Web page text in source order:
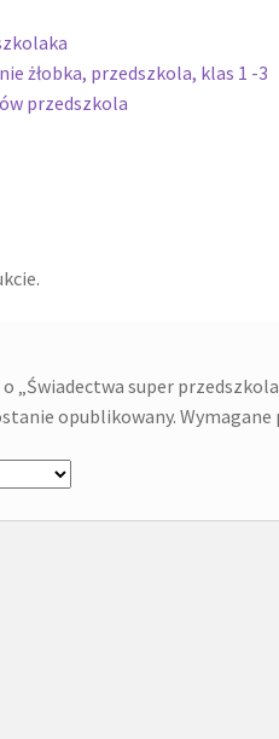
żłobka, przedszkola, klas 1 -3
przedszkola
„Świadectwa super
opublikowany.Wymagane